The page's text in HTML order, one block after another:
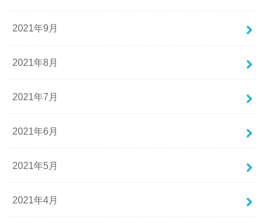
2021年9月
2021年8月
2021年7月
2021年6月
2021年5月
2021年4月